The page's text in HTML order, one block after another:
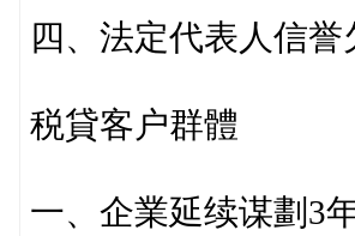
四、法定代表人信
税貸客户群體
一、企業延续谋劃3